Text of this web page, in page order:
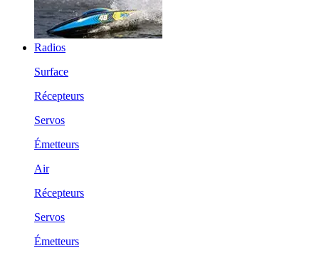
Radios
Surface
Récepteurs
Servos
Émetteurs
Air
Récepteurs
Servos
Émetteurs